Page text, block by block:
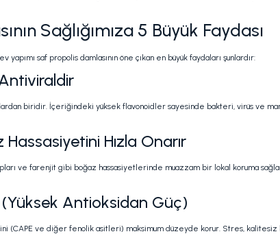
Sağlığımıza 5 Büyük Faydası
saf propolis damlasının öne çıkan en büyük faydaları şunlardır:
biridir. İçeriğindeki yüksek flavonoidler sayesinde bakteri, virüs ve
Hızla Onarır
ve farenjit gibi boğaz hassasiyetlerinde muazzam bir lokal koruma
(Yüksek Antioksidan Güç)
(CAPE ve diğer fenolik asitleri) maksimum düzeyde korur. Stres,